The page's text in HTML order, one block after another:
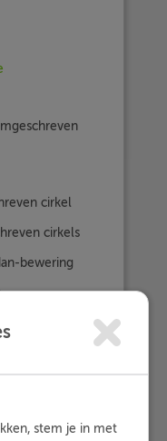
cirkel
cirkels
bewering
stem je in met